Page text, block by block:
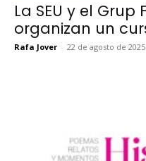
La SEU y el
organizan un
Rafa Jover - 22 de agosto de 2025